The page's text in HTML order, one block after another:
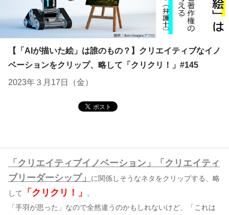
【「AIが描いた絵」は誰のもの？】クリエイティブなイノ
ベーションをクリップ、略して「クリクリ！」#145
2023年３月17日（金）
「クリエイティブイノベーション」「クリエイティ
ブリーダーシップ」
に関係しそうなネタをクリップする、略
して
「クリクリ！」
。
「手羽が思った」なので全然違うのかもしれないけど、「これは
このサイトについて
運営会社
お問い合わせ